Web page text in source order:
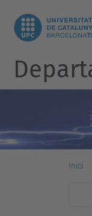
Inici